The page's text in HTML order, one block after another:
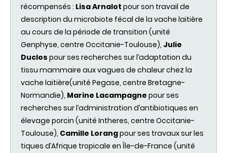
récompensés : Lisa Arnalot pour son travail de
description du microbiote fécal de la vache laitière
au cours de la période de transition (unité
Genphyse, centre Occitanie-Toulouse), Julie
Duclos pour ses recherches sur l’adaptation du
tissu mammaire aux vagues de chaleur chez la
vache laitière(unité Pegase, centre Bretagne-
Normandie), Marine Lacampagne pour ses
recherches sur l’administration d’antibiotiques en
élevage porcin (unité Intheres, centre Occitanie-
Toulouse), Camille Lorangpour ses travaux sur les
tiques d’Afrique tropicale en Ȋle-de-France (unité